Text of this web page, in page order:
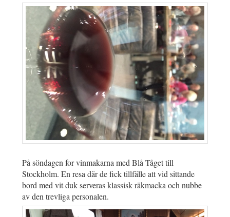
På söndagen for vinmakarna med Blå Tåget till
Stockholm. En resa där de fick tillfälle att vid sittande
bord med vit duk serveras klassisk räkmacka och nubbe
av den trevliga personalen.